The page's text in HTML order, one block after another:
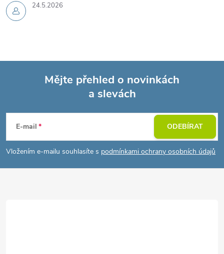
24.5.2026
p
a
Mějte přehled o novinkách
a slevách
E-mail
Vložením e-mailu souhlasíte s podmínkami ochrany osobních údajů
ODEBÍRAT